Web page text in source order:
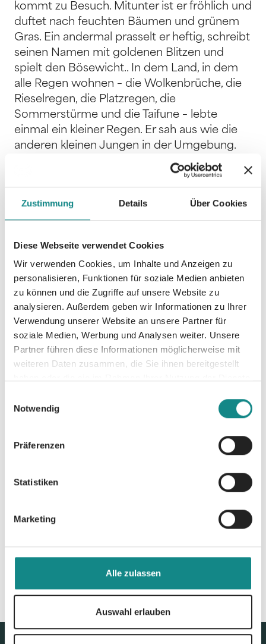
Zustimmung Details Über Cookies
Diese Webseite verwendet Cookies
Wir verwenden Cookies, um Inhalte und Anzeigen zu
personalisieren, Funktionen für soziale Medien anbieten
zu können und die Zugriffe auf unsere Website zu
analysieren. Außerdem geben wir Informationen zu Ihrer
Verwendung unserer Website an unsere Partner für
soziale Medien, Werbung und Analysen weiter. Unsere
Partner führen diese Informationen möglicherweise mit
weiteren Daten zusammen, die Sie ihnen bereitgestellt
Notwendig
Präferenzen
Statistiken
Marketing
Alle zulassen
Auswahl erlauben
kommt zu Besuch. Mitunter ist er fröhlich und
duftet nach feuchten Bäumen und grünem
Gras. Ein andermal prasselt er heftig, schreibt
seinen Namen mit goldenen Blitzen und
spielt den Bösewicht.. In dem Land, in dem
alle Regen wohnen – die Wolkenbrüche, die
Rieselregen, die Platzregen, die
Sommerstürme und die Taifune – lebte
einmal ein kleiner Regen. Er sah aus wie die
anderen kleinen Jungen in der Umgebung.
Noch konnte er die Buchstaben nicht lesen,
hatte die Großen Wolken noch nie aus der
mit Blitzen an den Himmel geschrieben.
Überhaupt gab es viele Dinge, die er nicht
mit den anderen kleinen Regen „Seilspringen
über den Regenbogen“ oder „Wer am
stürmischsten niest“ spielen